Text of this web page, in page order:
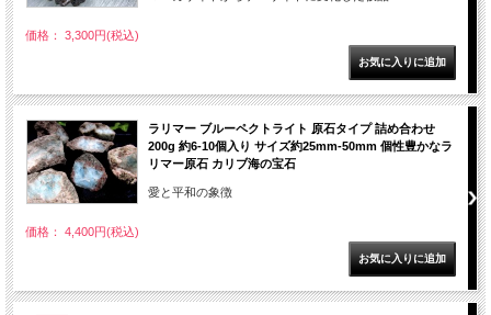
価格： 3,300円(税込)
ラリマー ブルーペクトライト 原石タイプ 詰め合わせ
200g 約6-10個入り サイズ約25mm-50mm 個性豊かなラ
リマー原石 カリブ海の宝石
愛と平和の象徴
価格： 4,400円(税込)